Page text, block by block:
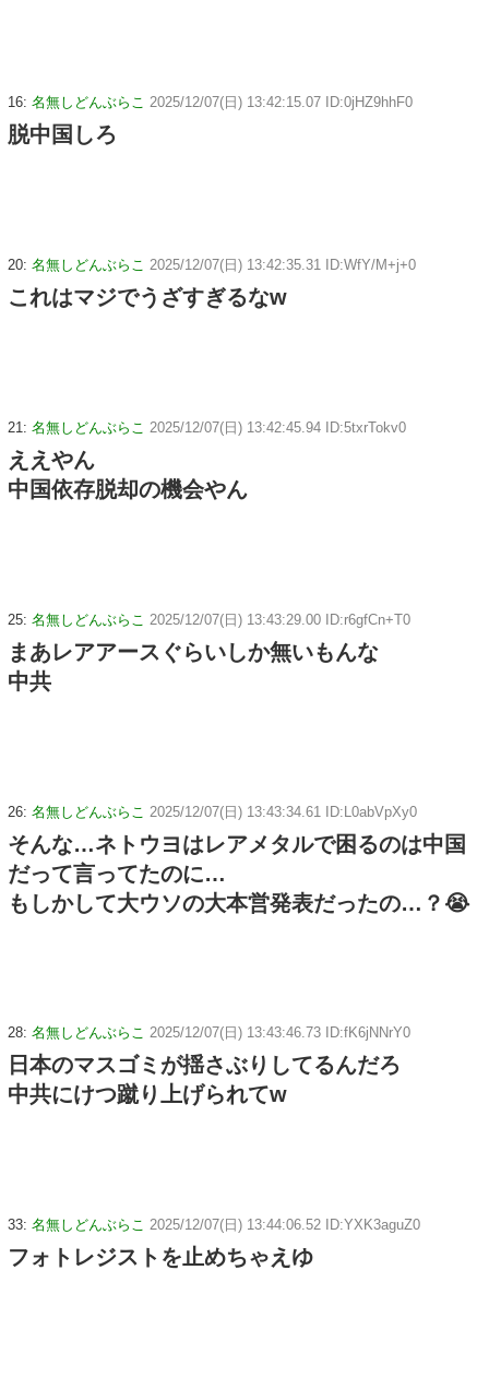
16: 名無しどんぶらこ 2025/12/07(日) 13:42:15.07 ID:0jHZ9hhF0
脱中国しろ
20: 名無しどんぶらこ 2025/12/07(日) 13:42:35.31 ID:WfY/M+j+0
これはマジでうざすぎるなw
21: 名無しどんぶらこ 2025/12/07(日) 13:42:45.94 ID:5txrTokv0
ええやん
中国依存脱却の機会やん
25: 名無しどんぶらこ 2025/12/07(日) 13:43:29.00 ID:r6gfCn+T0
まあレアアースぐらいしか無いもんな
中共
26: 名無しどんぶらこ 2025/12/07(日) 13:43:34.61 ID:L0abVpXy0
そんな…ネトウヨはレアメタルで困るのは中国
だって言ってたのに…
もしかして大ウソの大本営発表だったの…？😭
28: 名無しどんぶらこ 2025/12/07(日) 13:43:46.73 ID:fK6jNNrY0
日本のマスゴミが揺さぶりしてるんだろ
中共にけつ蹴り上げられてw
33: 名無しどんぶらこ 2025/12/07(日) 13:44:06.52 ID:YXK3aguZ0
フォトレジストを止めちゃえゆ